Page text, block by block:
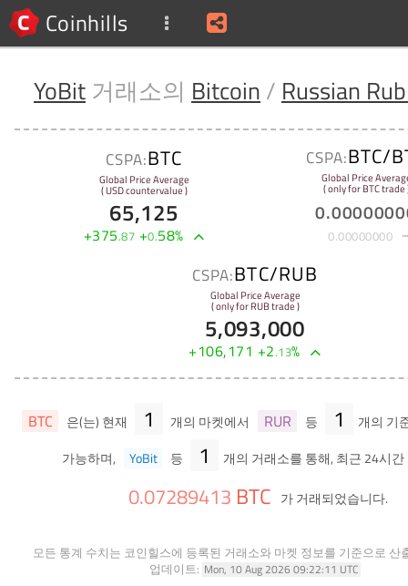
Coinhills
YoBit 거래소의 Bitcoin / Russian
CSPA:BTC
Global Price Average
( USD countervalue )
65,125
+375.87 +0.58%
CSPA:BTC/
Global Price
( only for BTC trade
0.
0.00000000
CSPA:BTC/RUB
Global Price Average
( only for RUB trade )
5,093,000
+106,171 +2.13%
BTC 은(는) 현재 1 개의 마켓에서 RUR 등 1
개의 기
가능하며,
YoBit 등 1 개의 거래소를 통해, 최근 24시
0.07289413 BTC 가 거래되었습니다.
모든 통계 수치는 코인힐스에 등록된 거래소와 마켓 정보를 기준으로 산
업데이트: Mon, 10 Aug 2026 09:22:11 UTC